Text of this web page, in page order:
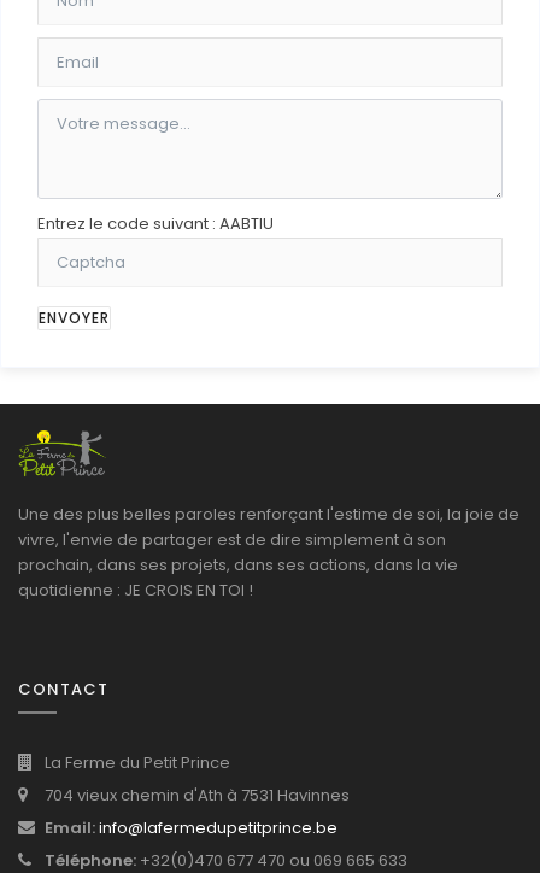
Entrez le code suivant : AABTIU
Une des plus belles paroles renforçant l'estime de soi, la joie de
vivre, l'envie de partager est de dire simplement à son
prochain, dans ses projets, dans ses actions, dans la vie
quotidienne : JE CROIS EN TOI !
CONTACT
La Ferme du Petit Prince
704 vieux chemin d'Ath à 7531 Havinnes
Email:info@lafermedupetitprince.be
Téléphone: +32(0)470 677 470 ou 069 665 633